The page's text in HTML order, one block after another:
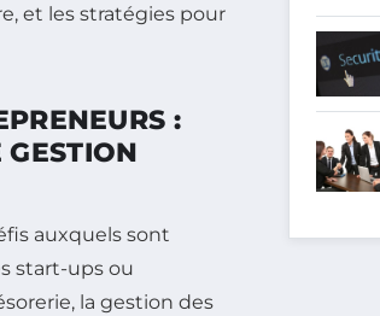
et les stratégies pour
:
GESTION
auxquels sont
start-ups ou
la gestion des